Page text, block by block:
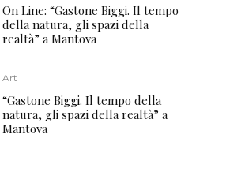
On Line: “Gastone Biggi. Il tempo
della natura, gli spazi della
realtà” a Mantova
Art
“Gastone Biggi. Il tempo della
natura, gli spazi della realtà” a
Mantova